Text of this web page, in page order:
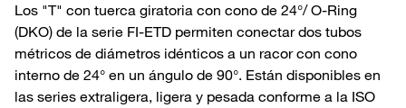
Los "T" con tuerca giratoria con cono de 24°/ O-Ring
(DKO) de la serie FI-ETD permiten conectar dos tubos
métricos de diámetros idénticos a un racor con cono
interno de 24° en un ángulo de 90°. Están disponibles en
las series extraligera, ligera y pesada conforme a la ISO